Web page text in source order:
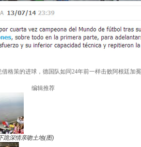
借格策的进球，德国队如同24年前一样击败阿根廷
编辑推荐
跪深情亲吻土地(图)